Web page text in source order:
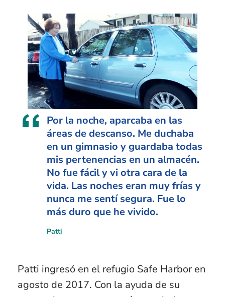
Por la noche, aparcaba en las
áreas de descanso. Me duchaba
en un gimnasio y guardaba todas
mis pertenencias en un almacén.
No fue fácil y vi otra cara de la
vida. Las noches eran muy frías y
nunca me sentí segura. Fue lo
más duro que he vivido.
Patti
Patti ingresó en el refugio Safe Harbor en
agosto de 2017. Con la ayuda de su